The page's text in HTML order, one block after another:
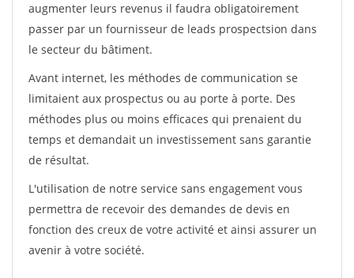
augmenter leurs revenus il faudra obligatoirement
passer par un fournisseur de leads prospectsion dans
le secteur du bâtiment.
Avant internet, les méthodes de communication se
limitaient aux prospectus ou au porte à porte. Des
méthodes plus ou moins efficaces qui prenaient du
temps et demandait un investissement sans garantie
de résultat.
L'utilisation de notre service sans engagement vous
permettra de recevoir des demandes de devis en
fonction des creux de votre activité et ainsi assurer un
avenir à votre société.